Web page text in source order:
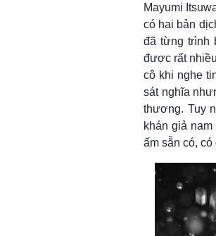
Mayumi
có hai bản
đã từng trình
được rất
cô khi nghe
sát nghĩa
thương. Tuy
khán giả
ấm sẵn có,